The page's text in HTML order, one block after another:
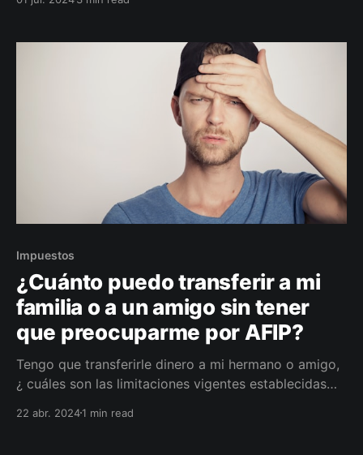
social no desaparece.
Impuestos
¿Cuánto puedo transferir a mi
familia o a un amigo sin tener
que preocuparme por AFIP?
Tengo que transferirle dinero a mi hermano o amigo,
¿ cuáles son las limitaciones vigentes establecidas
22 abr. 20241 min read